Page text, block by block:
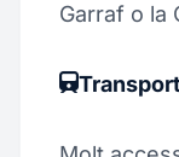
Garraf o la